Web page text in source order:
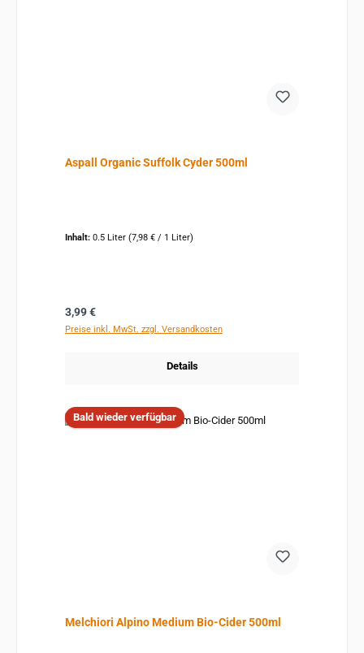
Aspall Organic Suffolk Cyder 500ml
Inhalt: 0.5 Liter (7,98 € / 1 Liter)
Regulärer Preis:
3,99 €
Preise inkl. MwSt. zzgl. Versandkosten
Details
Bald wieder verfügbar
Melchiori Alpino Medium Bio-Cider 500ml